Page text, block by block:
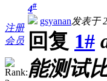
注册
会员
4#
gsyanan发表于
回复 1#
能测试